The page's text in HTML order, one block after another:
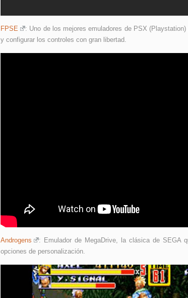
FPSE
: Uno de los mejores emuladores de PSX
y configurar los controles con gran libertad.
Androgens
: Emulador de MegaDrive, la clásica de SEGA
opciones de personalización.